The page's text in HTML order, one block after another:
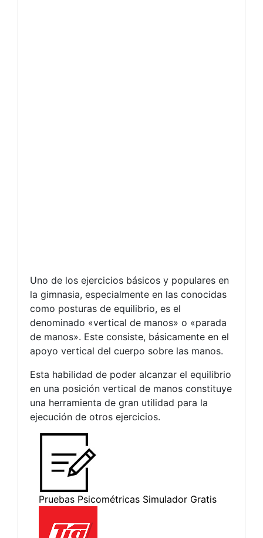
Uno de los ejercicios básicos y populares en
la gimnasia, especialmente en las conocidas
como posturas de equilibrio, es el
denominado «vertical de manos» o «parada
de manos». Este consiste, básicamente en el
apoyo vertical del cuerpo sobre las manos.
Esta habilidad de poder alcanzar el equilibrio
en una posición vertical de manos constituye
una herramienta de gran utilidad para la
ejecución de otros ejercicios.